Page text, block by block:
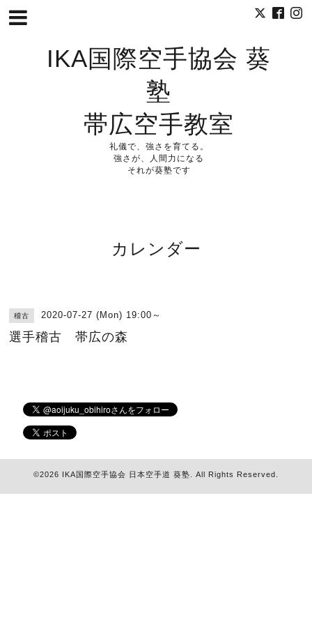
IKA国際空手協会 葵
塾
帯広空手教室
礼儀で、強さを育てる。
強さが、人間力になる
それが葵塾です
カレンダー
稽古 2020-07-27 (Mon) 19:00～
選手稽古 帯広の森
©2026 IKA国際空手協会 日本空手道 葵塾 . All Rights Reserved.